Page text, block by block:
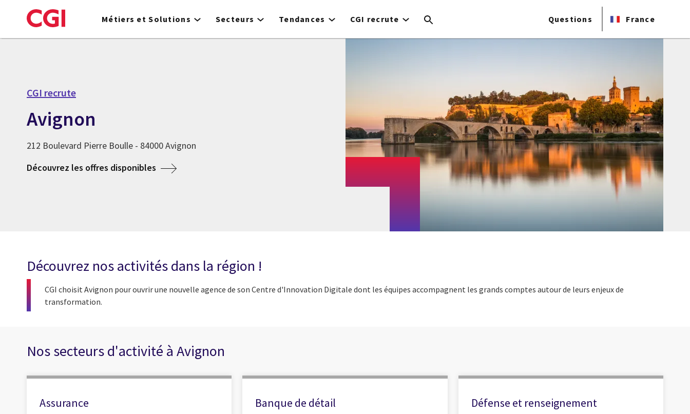
to
Métiers et Solutions Secteurs Tendances CGI recrute Questions France
CGI recrute
Avignon
212 Boulevard Pierre Boulle - 84000 Avignon
Découvrez les offres disponibles
Découvrez nos activités dans la région !
CGI choisit Avignon pour ouvrir une nouvelle agence de son Centre d'Innovation Digitale dont les équipes accompagnent les grands comptes autour de leurs enjeux de
transformation.
Nos secteurs d'activité à Avignon
Assurance Banque de détail Défense et renseignement